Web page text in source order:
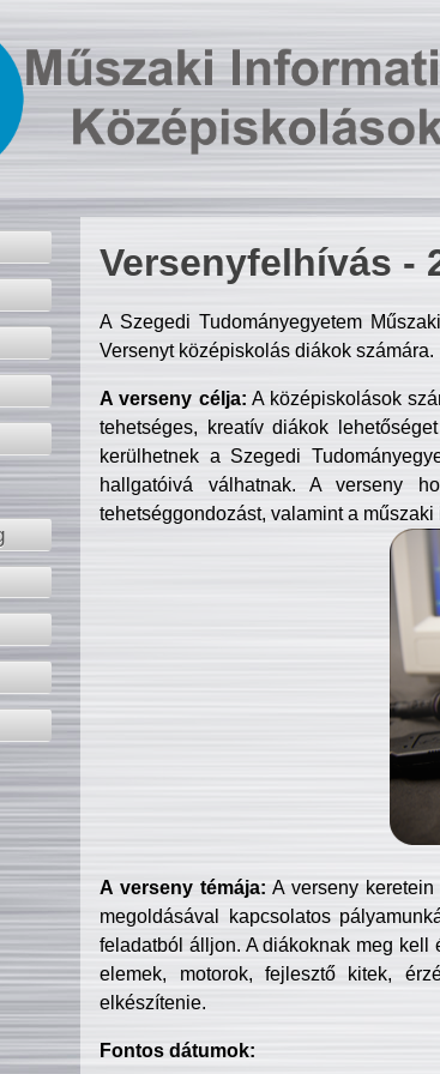
Versenyfelhívás -
A Szegedi Tudományegyetem
Versenyt középiskolás diákok számára.
A verseny célja: A középiskolások
tehetséges, kreatív diákok
kerülhetnek a Szegedi
hallgatóivá válhatnak. A verseny
tehetséggondozást, valamint a
A verseny témája: A verseny
megoldásával kapcsolatos
feladatból álljon. A diákoknak meg
elemek, motorok, fejlesztő kitek,
elkészítenie.
Fontos dátumok: